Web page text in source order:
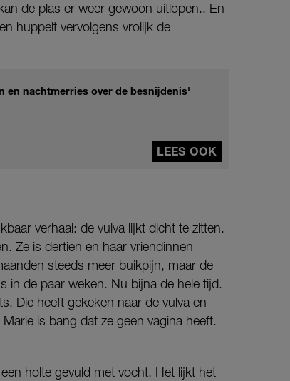
de plas er weer gewoon uitlopen.. En
huppelt vervolgens vrolijk de
en nachtmerries over de besnijdenis'
LEES OOK
verhaal: de vulva lijkt dicht te zitten.
Ze is dertien en haar vriendinnen
steeds meer buikpijn, maar de
in de paar weken. Nu bijna de hele tijd.
Die heeft gekeken naar de vulva en
is bang dat ze geen vagina heeft.
holte gevuld met vocht. Het lijkt het